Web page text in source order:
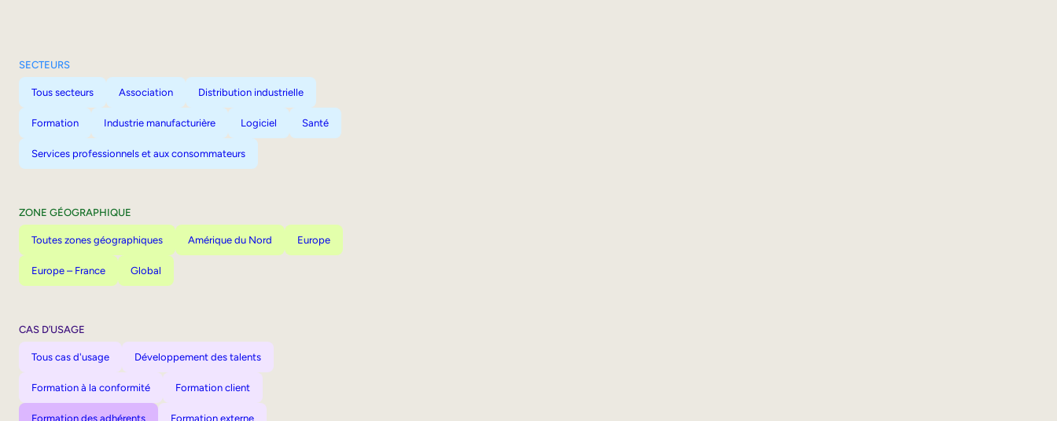
SECTEURS
Tous secteurs Association Distribution industrielle
Formation Industrie manufacturière Logiciel Santé
Services professionnels et aux consommateurs
ZONE GÉOGRAPHIQUE
Toutes zones géographiques Amérique du Nord Europe
Europe – France Global
CAS D’USAGE
Tous cas d'usage Développement des talents
Formation à la conformité Formation client
Formation des adhérents Formation externe